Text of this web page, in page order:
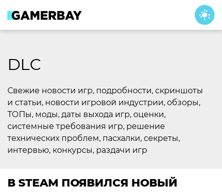
content
DLC
Свежие новости игр, подробности, скриншоты
и статьи, новости игровой индустрии, обзоры,
ТОПы, моды, даты выхода игр, оценки,
системные требования игр, решение
технических проблем, пасхалки, секреты,
интервью, конкурсы, раздачи игр
В STEAM ПОЯВИЛСЯ НОВЫЙ